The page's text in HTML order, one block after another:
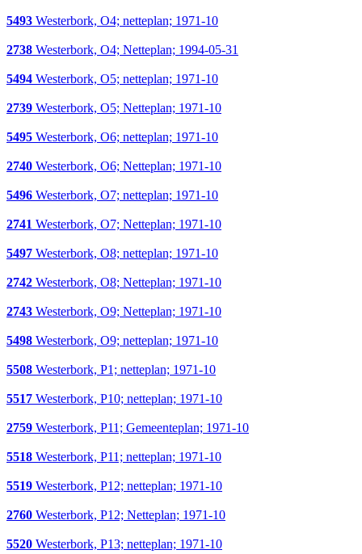
5493 Westerbork, O4; netteplan; 1971-10
2738 Westerbork, O4; Netteplan; 1994-05-31
5494 Westerbork, O5; netteplan; 1971-10
2739 Westerbork, O5; Netteplan; 1971-10
5495 Westerbork, O6; netteplan; 1971-10
2740 Westerbork, O6; Netteplan; 1971-10
5496 Westerbork, O7; netteplan; 1971-10
2741 Westerbork, O7; Netteplan; 1971-10
5497 Westerbork, O8; netteplan; 1971-10
2742 Westerbork, O8; Netteplan; 1971-10
2743 Westerbork, O9; Netteplan; 1971-10
5498 Westerbork, O9; netteplan; 1971-10
5508 Westerbork, P1; netteplan; 1971-10
5517 Westerbork, P10; netteplan; 1971-10
2759 Westerbork, P11; Gemeenteplan; 1971-10
5518 Westerbork, P11; netteplan; 1971-10
5519 Westerbork, P12; netteplan; 1971-10
2760 Westerbork, P12; Netteplan; 1971-10
5520 Westerbork, P13; netteplan; 1971-10